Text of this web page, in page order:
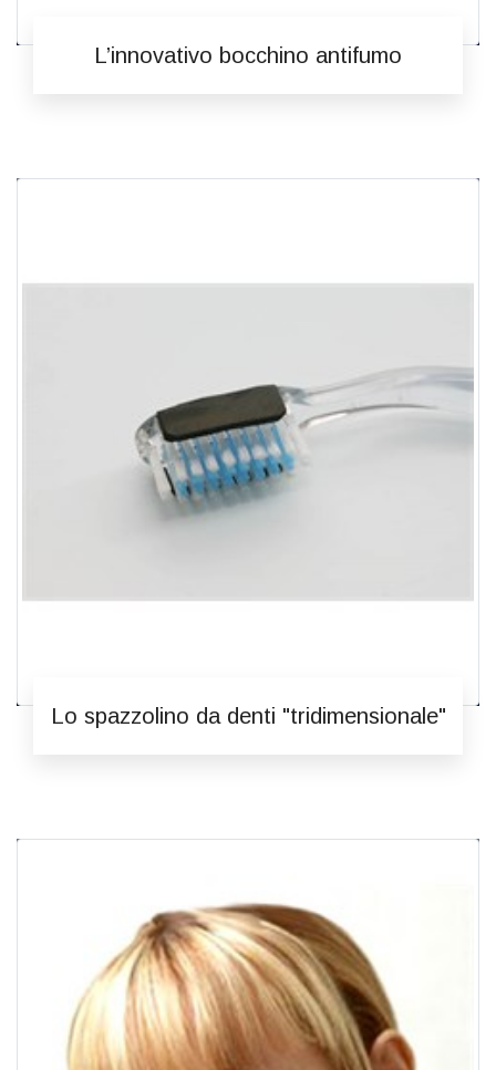
L’innovativo bocchino antifumo
Lo spazzolino da denti "tridimensionale"